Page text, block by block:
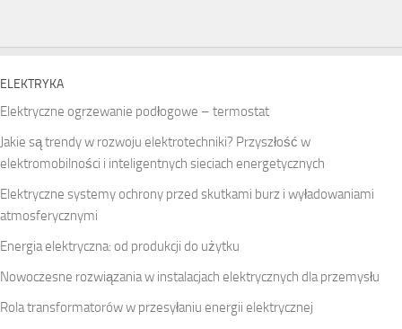
ELEKTRYKA
Elektryczne ogrzewanie podłogowe – termostat
Jakie są trendy w rozwoju elektrotechniki? Przyszłość w
elektromobilności i inteligentnych sieciach energetycznych
Elektryczne systemy ochrony przed skutkami burz i wyładowaniami
atmosferycznymi
Energia elektryczna: od produkcji do użytku
Nowoczesne rozwiązania w instalacjach elektrycznych dla przemysłu
Rola transformatorów w przesyłaniu energii elektrycznej